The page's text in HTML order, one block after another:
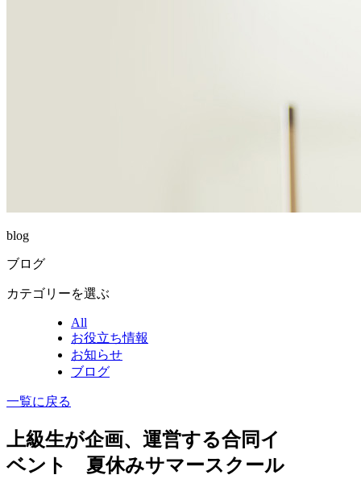
blog
ブログ
カテゴリーを選ぶ
All
お役立ち情報
お知らせ
ブログ
一覧に戻る
上級生が企画、運営する合同イ
ベント 夏休みサマースクール